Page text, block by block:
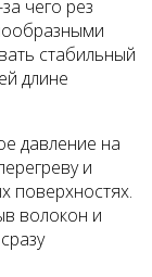
чего рез
стабильный
длине
давление на
и
поверхностях.
волокон и